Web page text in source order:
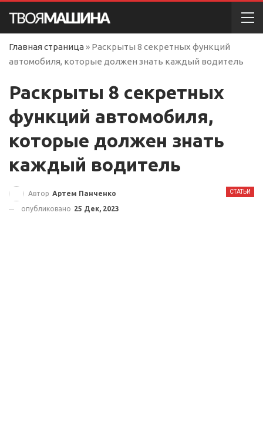
Главная страница » Раскрыты 8 секретных функций
автомобиля, которые должен знать каждый водитель
Раскрыты 8 секретных
функций автомобиля,
которые должен знать
каждый водитель
СТАТЬИ
Автор Артем Панченко
опубликовано 25 Дек, 2023